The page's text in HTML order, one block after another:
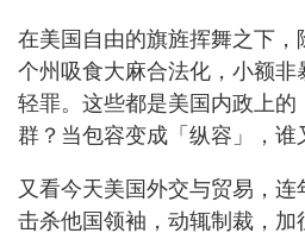
在美国自由的旗旌挥舞之下，
个州吸食大麻合法化，小额非
轻罪。这些都是美国内政上
群？当包容变成「纵容」，谁
又看今天美国外交与贸易，
击杀他国领袖，动辄制裁，加